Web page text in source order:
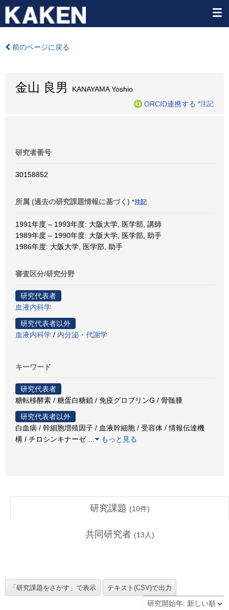
前のページに戻る
金山 良男
KANAYAMA Yoshio
ORCID連携する *注記
研究者番号
30158852
所属 (過去の研究課題情報に基づく) *注記
1991年度 – 1993年度: 大阪大学, 医学部, 講師
1989年度 – 1990年度: 大阪大学, 医学部, 助手
1986年度: 大阪大学, 医学部, 助手
審査区分/研究分野
研究代表者
血液内科学
研究代表者以外
血液内科学 / 内分泌・代謝学
キーワード
研究代表者
糖転移酵素 / 糖蛋白糖鎖 / 免疫グロブリンG / 骨髄腫
研究代表者以外
白血病 / 幹細胞増殖因子 / 血液幹細胞 / 受容体 / 情報伝達機
構 / チロシンキナーゼ
もっと見る
研究課題 (10件)
共同研究者 (13 人)